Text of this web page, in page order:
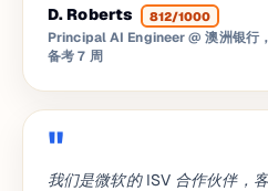
D. Roberts
812/1000
Principal AI Engineer @ 澳洲银行
备考 7 周
我们是微软的 ISV 合作伙伴，